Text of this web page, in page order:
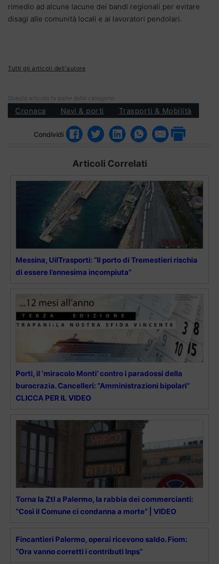
rimedio ad alcune lacune dei bandi regionali per evitare
disagi alle comunità locali e ai lavoratori pendolari.
Tutti gli articoli dell'autore
Questo articolo fa parte delle categorie:
Cronaca Navi & porti Trasporti & Mobilità
Condividi
Articoli Correlati
Messina, UilTrasporti: “Il porto di Tremestieri rischia
di essere l’ennesima incompiuta”
Porti, il ‘miracolo Monti’ contro i paradossi della
burocrazia. Cancelleri: “Amministrazioni bipolari”
CLICCA PER IL VIDEO
Torna la Ztl a Palermo, la rabbia dei commercianti:
“Così il Comune ci condanna a morte” | VIDEO
Fincantieri Palermo, operai ricevono saldo. Fiom:
“Ora vanno corretti i contributi Inps”